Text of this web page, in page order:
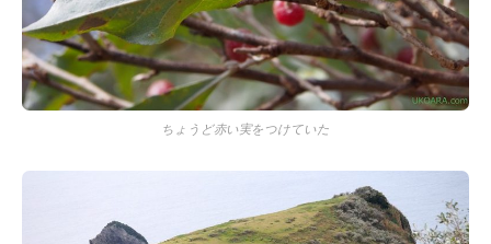
ちょうど赤い実をつけていた